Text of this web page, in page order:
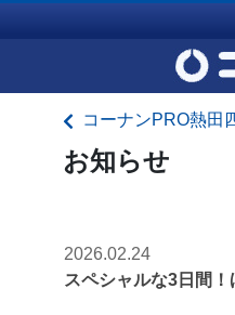
コーナンPRO熱田
お知らせ
2026.02.24
スペシャルな3日間